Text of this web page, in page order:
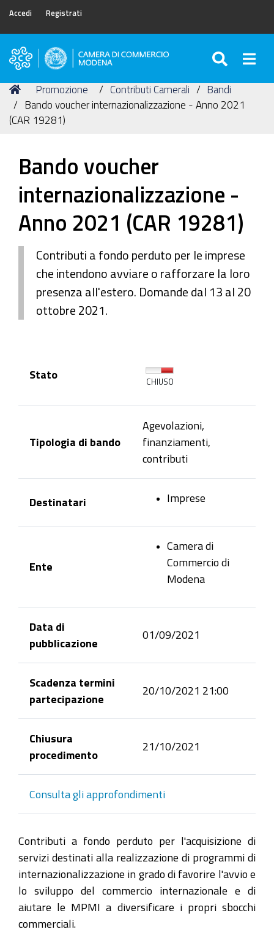
Accedi Registrati
Camera
Commercio
di
Modena
Tu
sei
qui:
Home
Promozione Contributi Camerali
Bandi
Bando voucher internazionalizzazione - Anno 2021
(CAR 19281)
Bando voucher
internazionalizzazione -
Anno 2021 (CAR 19281)
Contributi a fondo perduto per le imprese
che intendono avviare o rafforzare la loro
presenza all'estero. Domande dal 13 al 20
ottobre 2021.
Stato
CHIUSO
Tipologia di bando
Agevolazioni,
finanziamenti,
contributi
Destinatari Imprese
Ente
Camera di
Commercio di
Modena
Data di
pubblicazione
01/09/2021
Scadenza termini
partecipazione
20/10/2021 21:00
Chiusura
procedimento
21/10/2021
Consulta gli approfondimenti
Contributi a fondo perduto per l'acquisizione di
servizi destinati alla realizzazione di programmi di
internazionalizzazione in grado di favorire l'avvio e
lo sviluppo del commercio internazionale e di
aiutare le MPMI a diversificare i propri sbocchi
commerciali.